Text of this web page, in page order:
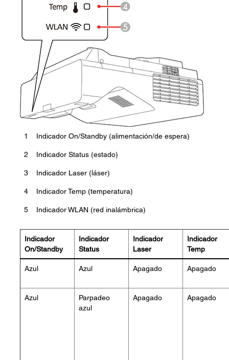
1 Indicador On/Standby (alimentación/de espera)
2 Indicador Status (estado)
3 Indicador Laser (láser)
4 Indicador Temp (temperatura)
5 Indicador WLAN (red inalámbrica)
Indicador
On/Standby
Indicador
Status
Indicador
Laser
Indicador
Temp
Azul Azul Apagado Apagado
Azul
Parpadeo
azul
Apagado Apagado